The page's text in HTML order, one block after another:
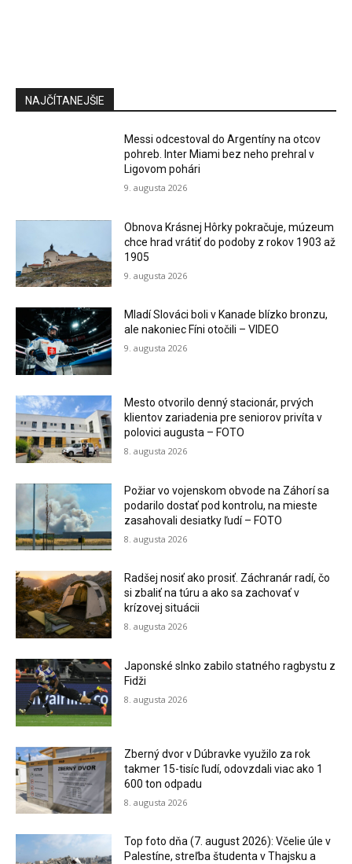
NAJČÍTANEJŠIE
Messi odcestoval do Argentíny na otcov
pohreb. Inter Miami bez neho prehral v
Ligovom pohári
9. augusta 2026
Obnova Krásnej Hôrky pokračuje, múzeum
chce hrad vrátiť do podoby z rokov 1903 až
1905
9. augusta 2026
Mladí Slováci boli v Kanade blízko bronzu,
ale nakoniec Fíni otočili – VIDEO
9. augusta 2026
Mesto otvorilo denný stacionár, prvých
klientov zariadenia pre seniorov privíta v
polovici augusta – FOTO
8. augusta 2026
Požiar vo vojenskom obvode na Záhorí sa
podarilo dostať pod kontrolu, na mieste
zasahovali desiatky ľudí – FOTO
8. augusta 2026
Radšej nosiť ako prosiť. Záchranár radí, čo
si zbaliť na túru a ako sa zachovať v
krízovej situácii
8. augusta 2026
Japonské slnko zabilo statného ragbystu z
Fidži
8. augusta 2026
Zberný dvor v Dúbravke využilo za rok
takmer 15-tisíc ľudí, odovzdali viac ako 1
600 ton odpadu
8. augusta 2026
Top foto dňa (7. august 2026): Včelie úle v
Palestíne, streľba študenta v Thajsku a